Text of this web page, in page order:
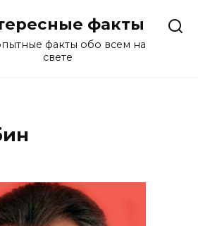
факты
факты обо всем на
свете